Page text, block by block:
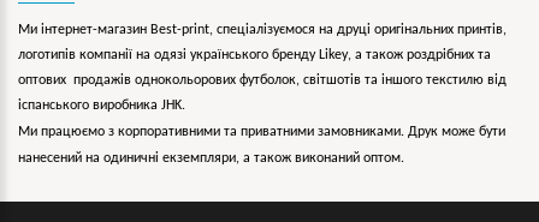
Ми інтернет-магазин Best-print, спеціалізуємося на друці оригінальних принтів,
логотипів компанії на одязі українського бренду Likey, а також роздрібних та
оптових продажів однокольорових футболок, світшотів та іншого текстилю від
іспанського виробника JHK.
Ми працюємо з корпоративними та приватними замовниками. Друк може бути
нанесений на одиничні екземпляри, а також виконаний оптом.